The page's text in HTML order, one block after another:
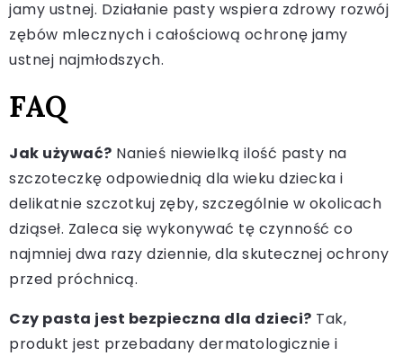
jamy ustnej. Działanie pasty wspiera zdrowy rozwój
zębów mlecznych i całościową ochronę jamy
ustnej najmłodszych.
FAQ
Jak używać? Nanieś niewielką ilość pasty na
szczoteczkę odpowiednią dla wieku dziecka i
delikatnie szczotkuj zęby, szczególnie w okolicach
dziąseł. Zaleca się wykonywać tę czynność co
najmniej dwa razy dziennie, dla skutecznej ochrony
przed próchnicą.
Czy pasta jest bezpieczna dla dzieci? Tak,
produkt jest przebadany dermatologicznie i